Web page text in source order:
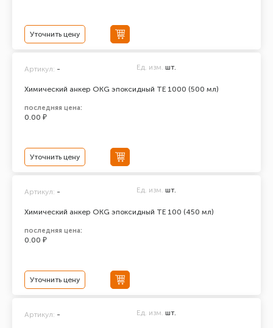
Уточнить цену
Химический анкер ОКG эпоксидный ТЕ 1000 (500 мл)
Артикул: - Ед. изм. шт.
последняя цена:
0.00 ₽
Уточнить цену
Химический анкер ОКG эпоксидный ТЕ 100 (450 мл)
Артикул: - Ед. изм. шт.
последняя цена:
0.00 ₽
Уточнить цену
Артикул: - Ед. изм. шт.